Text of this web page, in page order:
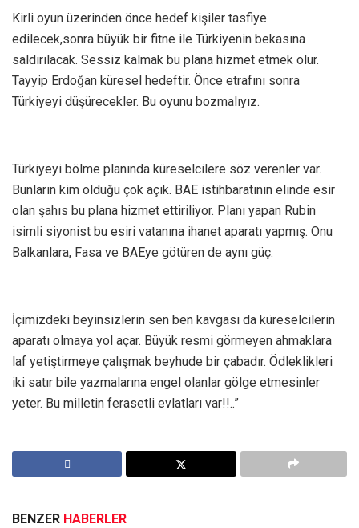
Kirli oyun üzerinden önce hedef kişiler tasfiye
edilecek,sonra büyük bir fitne ile Türkiyenin bekasına
saldırılacak. Sessiz kalmak bu plana hizmet etmek olur.
Tayyip Erdoğan küresel hedeftir. Önce etrafını sonra
Türkiyeyi düşürecekler. Bu oyunu bozmalıyız.
Türkiyeyi bölme planında küreselcilere söz verenler var.
Bunların kim olduğu çok açık. BAE istihbaratının elinde esir
olan şahıs bu plana hizmet ettiriliyor. Planı yapan Rubin
isimli siyonist bu esiri vatanına ihanet aparatı yapmış. Onu
Balkanlara, Fasa ve BAEye götüren de aynı güç.
İçimizdeki beyinsizlerin sen ben kavgası da küreselcilerin
aparatı olmaya yol açar. Büyük resmi görmeyen ahmaklara
laf yetiştirmeye çalışmak beyhude bir çabadır. Ödleklikleri
iki satır bile yazmalarına engel olanlar gölge etmesinler
yeter. Bu milletin ferasetli evlatları var!!..”
BENZER HABERLER